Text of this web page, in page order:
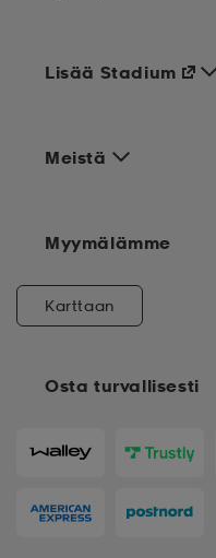
Meistä
Osta turvallisesti
Lisää Stadium
Myymälämme
Karttaan